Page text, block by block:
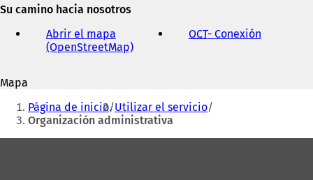
electrónico
Su camino hacia nosotros
Abrir el mapa
(OpenStreetMap)(
b
r
e
e
OCT- Conexión
n
Mapa
Estás
aquí:
Página de inicio Utilizar el servicio
Organización administrativa